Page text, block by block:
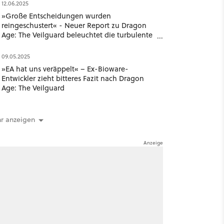
12.06.2025
»Große Entscheidungen wurden
reingeschustert« - Neuer Report zu Dragon
Age: The Veilguard beleuchtet die turbulente
09.05.2025
»EA hat uns veräppelt« – Ex-Bioware-
Entwickler zieht bitteres Fazit nach Dragon
Age: The Veilguard
anzeigen